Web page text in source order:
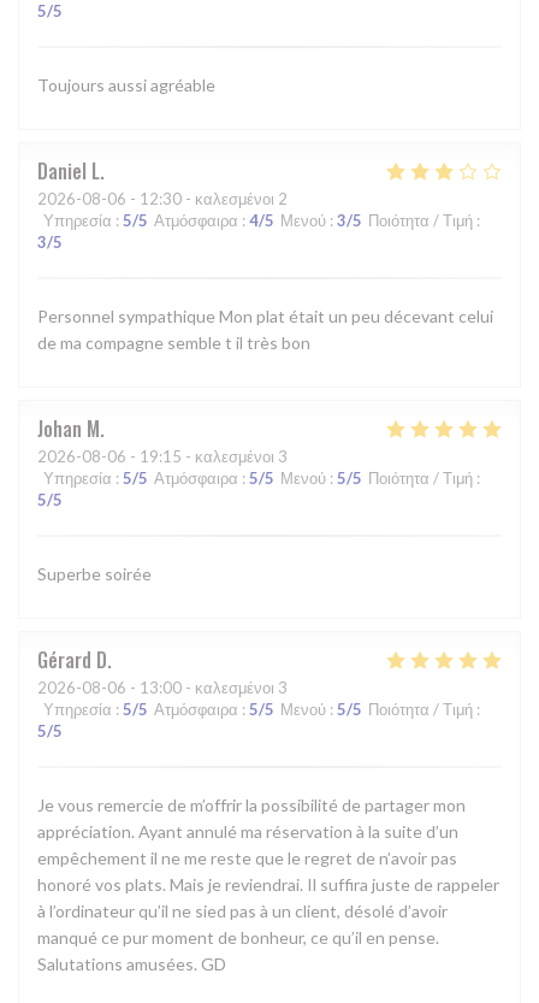
5/5
Toujours aussi agréable
Daniel L
2026-08-06 - 12:30 - καλεσμένοι 2
Υπηρεσία : 5/5 Ατμόσφαιρα : 4/5 Μενού : 3/5 Ποιότητα / Τιμή :
3/5
Personnel sympathique Mon plat était un peu décevant celui
de ma compagne semble t il très bon
Johan M
2026-08-06 - 19:15 - καλεσμένοι 3
Υπηρεσία : 5/5 Ατμόσφαιρα : 5/5 Μενού : 5/5 Ποιότητα / Τιμή :
5/5
Superbe soirée
Gérard D
2026-08-06 - 13:00 - καλεσμένοι 3
Υπηρεσία : 5/5 Ατμόσφαιρα : 5/5 Μενού : 5/5 Ποιότητα / Τιμή :
5/5
Je vous remercie de m’offrir la possibilité de partager mon
appréciation. Ayant annulé ma réservation à la suite d’un
empêchement il ne me reste que le regret de n’avoir pas
honoré vos plats. Mais je reviendrai. Il suffira juste de rappeler
à l’ordinateur qu’il ne sied pas à un client, désolé d’avoir
manqué ce pur moment de bonheur, ce qu’il en pense.
Salutations amusées. GD